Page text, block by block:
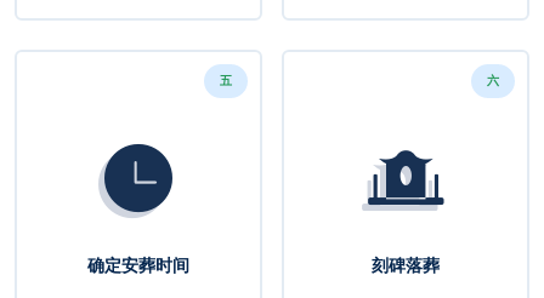
五
确定安葬时间
六
刻碑落葬